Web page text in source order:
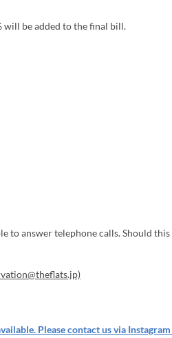
will be added to the final bill.
to answer telephone calls. Should this
Please contact us via